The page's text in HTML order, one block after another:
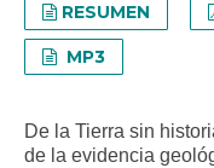
RESUMEN
MP3
De la Tierra sin
de la evidencia